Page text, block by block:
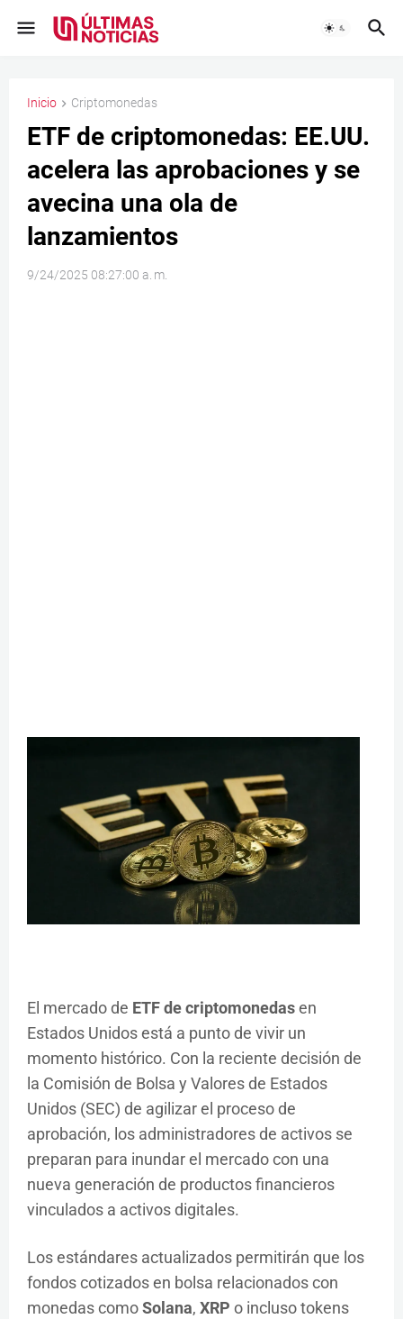
Inicio Criptomonedas
ETF de criptomonedas: EE.UU.
acelera las aprobaciones y se
avecina una ola de
lanzamientos
9/24/2025 08:27:00 a. m.
El mercado de ETF de criptomonedasen
Estados Unidos está a punto de vivir un
momento histórico. Con la reciente decisión de
la Comisión de Bolsa y Valores de Estados
Unidos (SEC) de agilizar el proceso de
aprobación, los administradores de activos se
preparan para inundar el mercado con una
nueva generación de productos financieros
vinculados a activos digitales.
Los estándares actualizados permitirán que los
fondos cotizados en bolsa relacionados con
monedas comoSolana, XRP o incluso tokens